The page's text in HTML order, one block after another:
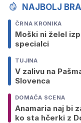
NAJBOLJ
ČRNA KRONIKA
Moški ni želel
specialci
TUJINA
V zalivu na
Slovenca
DOMAČA SCENA
Anamaria naj bi
ko sta hčerki z